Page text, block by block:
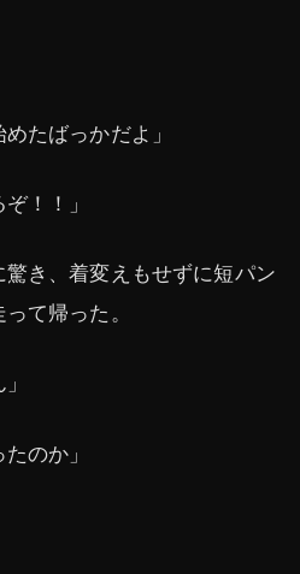
たばっかだよ」
！！」
き、着変えもせずに短パン
て帰った。
のか」